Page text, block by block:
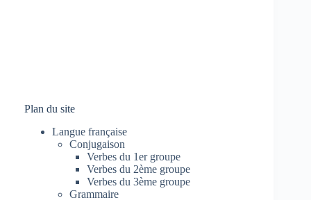
Plan du site
Langue française
Conjugaison
Verbes du 1er groupe
Verbes du 2ème groupe
Verbes du 3ème groupe
Grammaire